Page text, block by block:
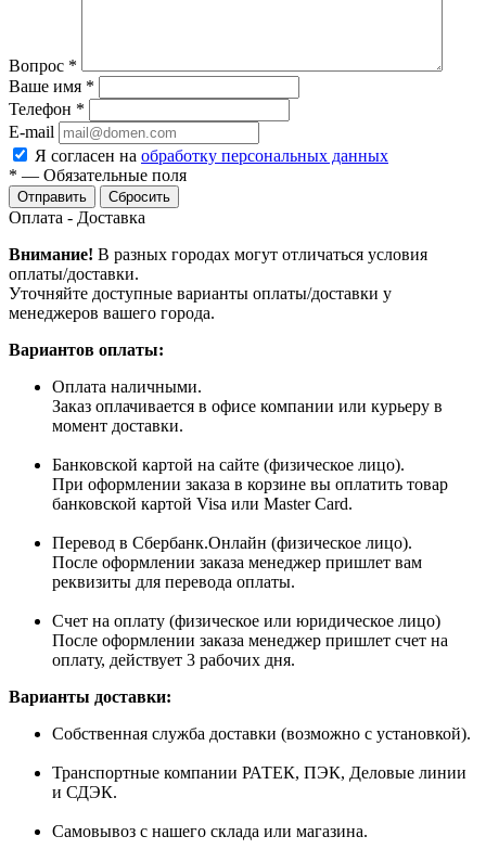
Вопрос *
Ваше имя *
Телефон *
E-mail
Я согласен на обработку персональных данных
* — Обязательные поля
Сбросить
Оплата - Доставка
Внимание! В разных городах могут отличаться условия
оплаты/доставки.
Уточняйте доступные варианты оплаты/доставки у
менеджеров вашего города.
Вариантов оплаты:
Оплата наличными.
Заказ оплачивается в офисе компании или курьеру в
момент доставки.
Банковской картой на сайте (физическое лицо).
При оформлении заказа в корзине вы оплатить товар
банковской картой Visa или Master Card.
Перевод в Сбербанк.Онлайн (физическое лицо).
После оформлении заказа менеджер пришлет вам
реквизиты для перевода оплаты.
Счет на оплату (физическое или юридическое лицо)
После оформлении заказа менеджер пришлет счет на
оплату, действует 3 рабочих дня.
Варианты доставки:
Собственная служба доставки (возможно с установкой).
Транспортные компании РАТЕК, ПЭК, Деловые линии
и СДЭК.
Самовывоз с нашего склада или магазина.